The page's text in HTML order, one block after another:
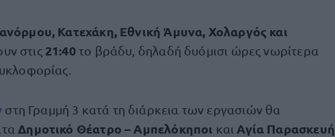
Κατεχάκη, Εθνική Άμυνα, Χολαργός και
στις 21:40το βράδυ, δηλαδή δυόμισι ώρες νωρίτερα
στη Γραμμή 3 κατά τη διάρκεια των εργασιών θα
Δημοτικό Θέατρο – Αμπελόκηποι και Αγία Παρασκευή